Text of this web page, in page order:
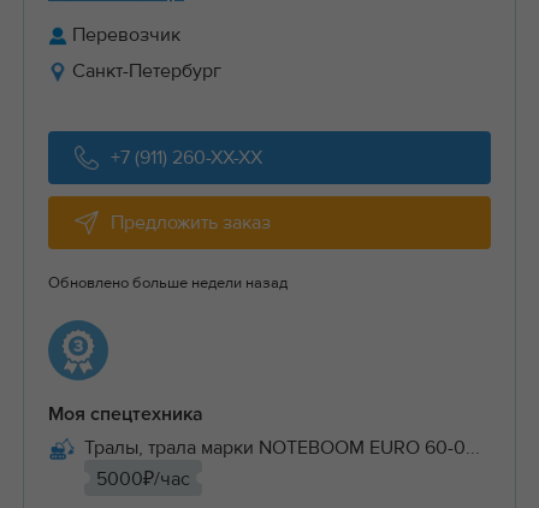
Перевозчик
Санкт-Петербург
+7 (911) 260-XX-XX
Предложить заказ
Обновлено больше недели назад
Моя спецтехника
Тралы, трала марки NOTEBOOM EURO 60-0...
5000₽/час